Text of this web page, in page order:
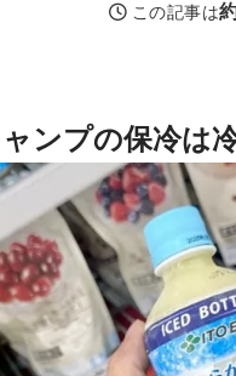
この記事は
ンプの保冷は